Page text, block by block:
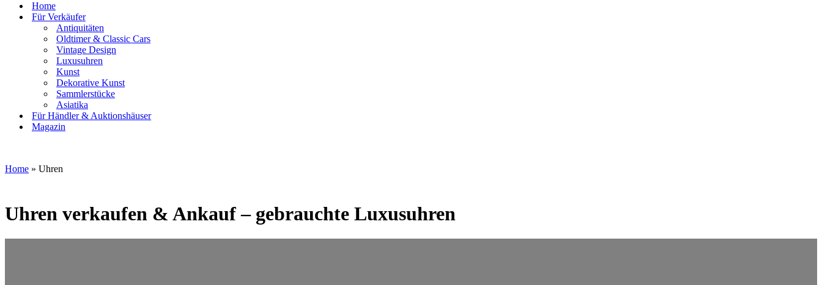
Home
Für Verkäufer
Antiquitäten
Oldtimer & Classic Cars
Vintage Design
Luxusuhren
Kunst
Dekorative Kunst
Sammlerstücke
Asiatika
Für Händler & Auktionshäuser
Magazin
Home » Uhren
Uhren verkaufen & Ankauf – gebrauchte Luxusuhren